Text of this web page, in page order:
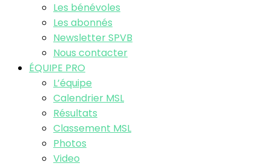
Les bénévoles
Les abonnés
Newsletter SPVB
Nous contacter
ÉQUIPE PRO
L’équipe
Calendrier MSL
Résultats
Classement MSL
Photos
Video